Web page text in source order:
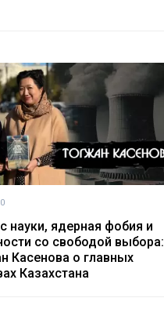
науки, ядерная фобия и
со свободой выбора:
Касенова о главных
Казахстана